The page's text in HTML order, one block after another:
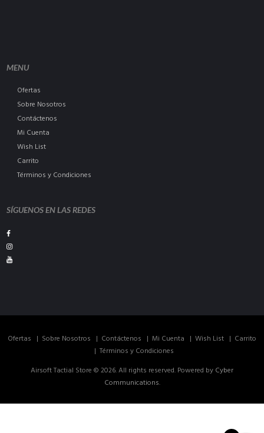
MENU
Ofertas
Sobre Nosotros
Contáctenos
Mi Cuenta
Wish List
Carrito
Términos y Condiciones
SÍGUENOS EN LAS REDES
Ofertas Sobre Nosotros Contáctenos Mi Cuenta Wish List
Carrito
Términos y Condiciones
Airsoft Tactial Store © 2026. All rights reserved. Powered by Cyber
Communications.